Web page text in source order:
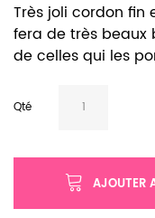
Très joli cordon fin
fera de très beaux
de celles qui les
Qté
AJOUTER